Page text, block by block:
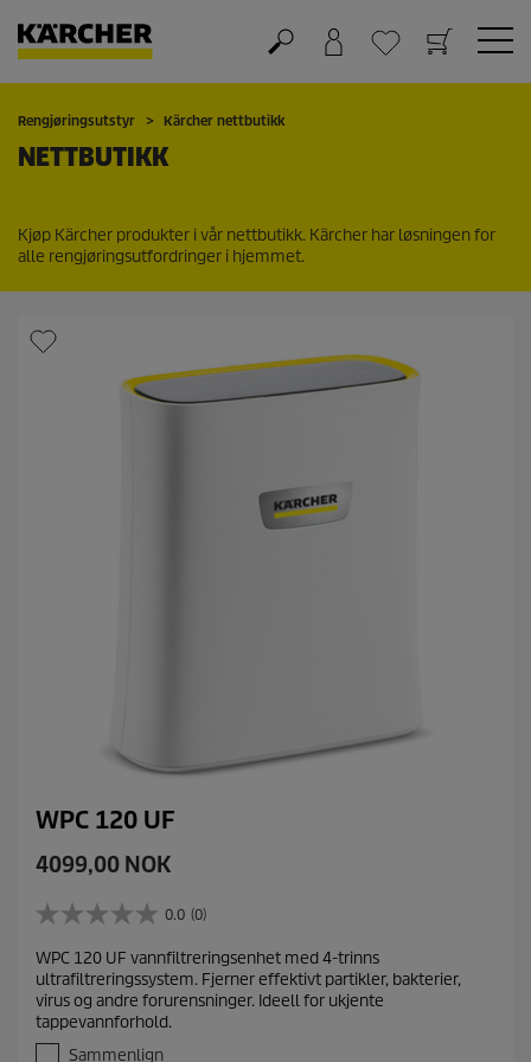
Handlekurv
Ønskeliste
Rengjøringsutstyr Kärcher nettbutikk
NETTBUTIKK
Kjøp Kärcher produkter i vår nettbutikk. Kärcher har løsningen for
alle rengjøringsutfordringer i hjemmet.
WPC 120 UF
C
r
e
n
t
p
4099,00 NOK
0.0 (0)
0
0
a
v
5
WPC 120 UF vannfiltreringsenhet med 4-trinns
ultrafiltreringssystem. Fjerner effektivt partikler, bakterier,
virus og andre forurensninger. Ideell for ukjente
tappevannforhold.
Sammenlign